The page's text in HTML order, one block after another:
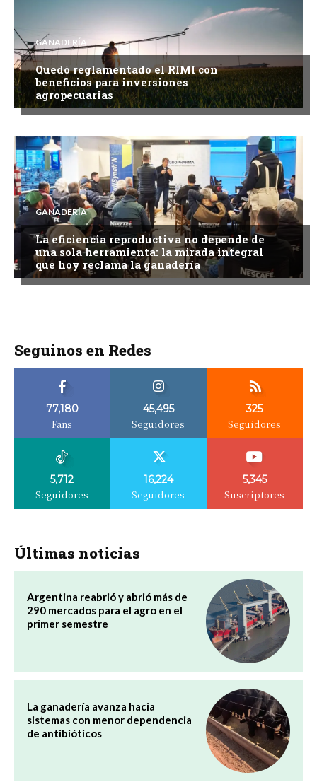
GANADERÍA
Quedó reglamentado el RIMI con
beneficios para inversiones
agropecuarias
GANADERÍA
La eficiencia reproductiva no depende de
una sola herramienta: la mirada integral
que hoy reclama la ganadería
Seguinos en Redes
77,180
Fans
45,495
Seguidores
325
Seguidores
5,712
Seguidores
16,224
Seguidores
5,345
Suscriptores
Últimas noticias
Argentina reabrió y abrió más de
290 mercados para el agro en el
primer semestre
La ganadería avanza hacia
sistemas con menor dependencia
de antibióticos